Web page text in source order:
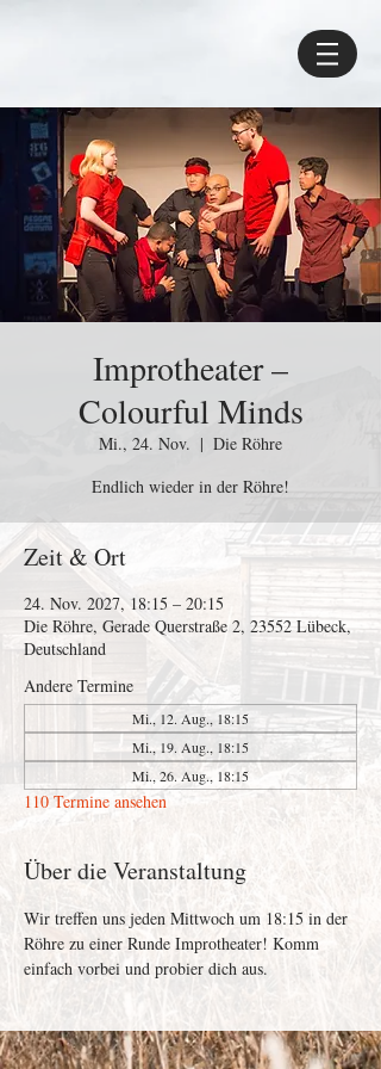
Improtheater –
Colourful Minds
Mi., 24. Nov.
  |
Die Röhre
Endlich wieder in der Röhre!
Zeit & Ort
24. Nov. 2027, 18:15 – 20:15
Die Röhre, Gerade Querstraße 2, 23552 Lübeck,
Deutschland
Andere Termine
Mi., 12. Aug., 18:15
Mi., 19. Aug., 18:15
Mi., 26. Aug., 18:15
110 Termine ansehen
Über die Veranstaltung
Wir treffen uns jeden Mittwoch um 18:15 in der
Röhre zu einer Runde Improtheater! Komm
einfach vorbei und probier dich aus.